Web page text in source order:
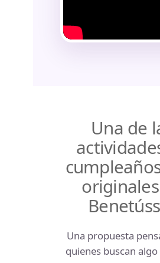
Una de
Una propuesta
quienes buscan